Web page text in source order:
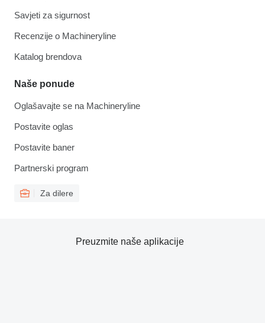
Savjeti za sigurnost
Recenzije o Machineryline
Katalog brendova
Naše ponude
Oglašavajte se na Machineryline
Postavite oglas
Postavite baner
Partnerski program
Za dilere
Preuzmite naše aplikacije